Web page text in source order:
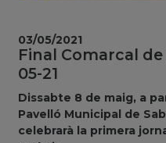
Final Comarcal
05-21
Dissabte 8 de maig, a
Pavelló Municipal de
celebrarà la primera
03/05/2021